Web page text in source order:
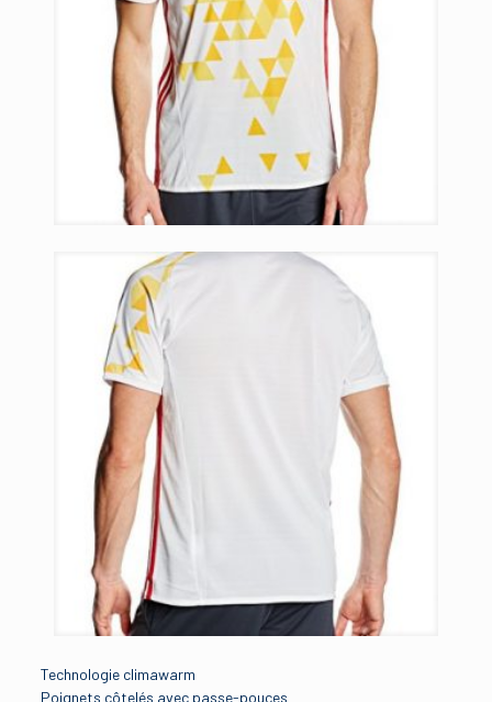
Technologie climawarm
Poignets côtelés avec passe-pouces